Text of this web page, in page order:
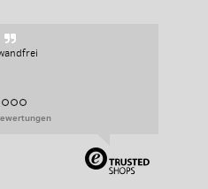
sehr flexibel.